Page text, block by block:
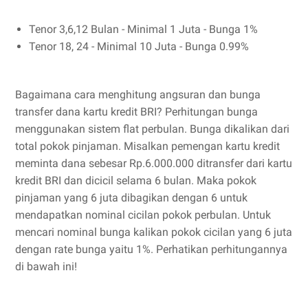
Tenor 3,6,12 Bulan - Minimal 1 Juta - Bunga 1%
Tenor 18, 24 - Minimal 10 Juta - Bunga 0.99%
Bagaimana cara menghitung angsuran dan bunga
transfer dana kartu kredit BRI? Perhitungan bunga
menggunakan sistem flat perbulan. Bunga dikalikan dari
total pokok pinjaman. Misalkan pemengan kartu kredit
meminta dana sebesar Rp.6.000.000 ditransfer dari kartu
kredit BRI dan dicicil selama 6 bulan. Maka pokok
pinjaman yang 6 juta dibagikan dengan 6 untuk
mendapatkan nominal cicilan pokok perbulan. Untuk
mencari nominal bunga kalikan pokok cicilan yang 6 juta
dengan rate bunga yaitu 1%. Perhatikan perhitungannya
di bawah ini!